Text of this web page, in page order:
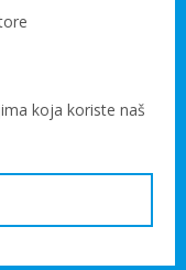
koja koriste naš